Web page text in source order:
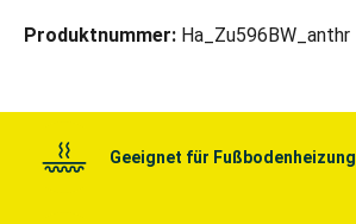
Produktnummer: Ha_Zu596BW_anthr
Geeignet für Fußbodenheizung